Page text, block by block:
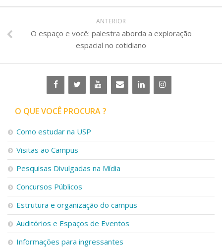
ANTERIOR
O espaço e você: palestra aborda a exploração
espacial no cotidiano
O QUE VOCÊ PROCURA ?
Como estudar na USP
Visitas ao Campus
Pesquisas Divulgadas na Mídia
Concursos Públicos
Estrutura e organização do campus
Auditórios e Espaços de Eventos
Informações para ingressantes